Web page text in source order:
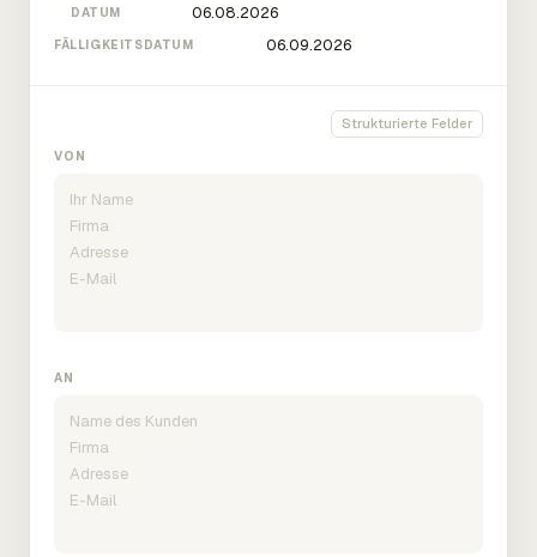
DATUM
FÄLLIGKEITSDATUM
Strukturierte Felder
VON
AN